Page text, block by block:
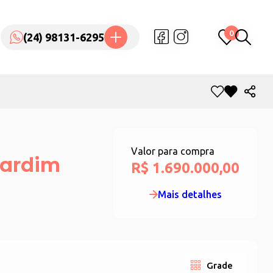
(24) 98131-6295 0
(24) 98131-6295 0
Valor para compra
R$ 1.690.000,00
Mais detalhes
Grade